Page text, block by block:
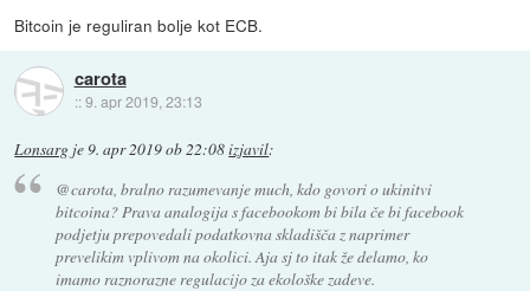
Bitcoin je reguliran bolje kot ECB.
carota
::9. apr 2019, 23:13
Lonsarg je9. apr 2019 ob 22:08izjavil:
@carota, bralno razumevanje much, kdo govori o ukinitvi
bitcoina? Prava analogija s facebookom bi bila če bi facebook
podjetju prepovedali podatkovna skladišča z naprimer
prevelikim vplivom na okolici. Aja sj to itak že delamo, ko
imamo raznorazne regulacijo za ekološke zadeve.